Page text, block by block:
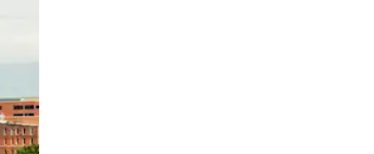
με την αφή ή να τη σύρετε με τα δάχτυλα.